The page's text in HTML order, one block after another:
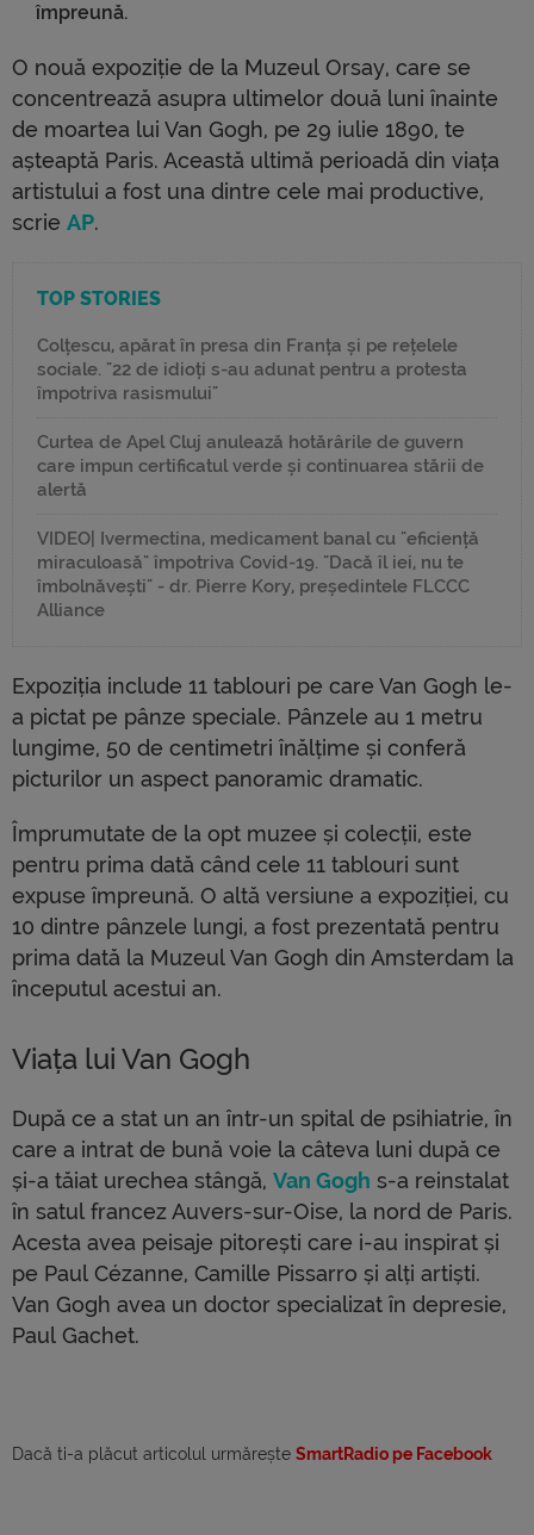
împreună.
O nouă expoziție de la Muzeul Orsay, care se
concentrează asupra ultimelor două luni înainte
de moartea lui Van Gogh, pe 29 iulie 1890, te
așteaptă Paris. Această ultimă perioadă din viața
artistului a fost una dintre cele mai productive,
scrie AP.
TOP STORIES
Colțescu, apărat în presa din Franța și pe rețelele
sociale. "22 de idioți s-au adunat pentru a protesta
împotriva rasismului"
Curtea de Apel Cluj anulează hotărârile de guvern
care impun certificatul verde și continuarea stării de
alertă
VIDEO| Ivermectina, medicament banal cu "eficiență
miraculoasă" împotriva Covid-19. "Dacă îl iei, nu te
îmbolnăvești" - dr. Pierre Kory, președintele FLCCC
Alliance
Expoziția include 11 tablouri pe care Van Gogh le-
a pictat pe pânze speciale. Pânzele au 1 metru
lungime, 50 de centimetri înălțime și conferă
picturilor un aspect panoramic dramatic.
Împrumutate de la opt muzee și colecții, este
pentru prima dată când cele 11 tablouri sunt
expuse împreună. O altă versiune a expoziției, cu
10 dintre pânzele lungi, a fost prezentată pentru
prima dată la Muzeul Van Gogh din Amsterdam la
începutul acestui an.
Viața lui Van Gogh
După ce a stat un an într-un spital de psihiatrie, în
care a intrat de bună voie la câteva luni după ce
și-a tăiat urechea stângă, Van Gogh s-a reinstalat
în satul francez Auvers-sur-Oise, la nord de Paris.
Acesta avea peisaje pitorești care i-au inspirat și
pe Paul Cézanne, Camille Pissarro și alți artiști.
Van Gogh avea un doctor specializat în depresie,
Paul Gachet.
Dacă ti-a plăcut articolul urmărește SmartRadio pe Facebook